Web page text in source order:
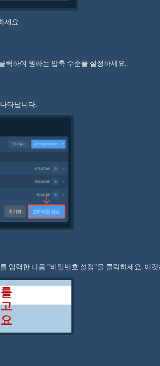
세요
릭하여 원하는 압축 수준을 설정하세요.
타납니다.
입력한 다음 "비밀번호 설정"을 클릭하세요. 이